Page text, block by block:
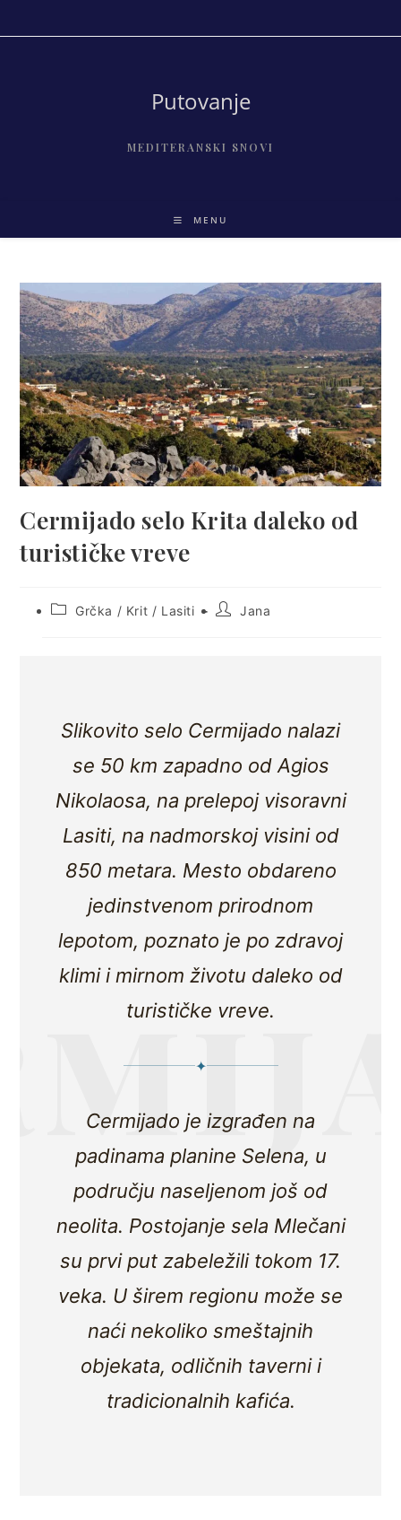
to
Putovanje
MEDITERANSKI SNOVI
MENU
Cermijado selo Krita daleko od
turističke vreve
PostGrčka / Krit / Lasiti
Post Jana
Slikovito selo Cermijado nalazi
se 50 km zapadno od Agios
Nikolaosa, na prelepoj visoravni
Lasiti, na nadmorskoj visini od
850 metara. Mesto obdareno
jedinstvenom prirodnom
lepotom, poznato je po zdravoj
klimi i mirnom životu daleko od
turističke vreve.
✦
Cermijado je izgrađen na
padinama planine Selena, u
području naseljenom još od
neolita. Postojanje sela Mlečani
su prvi put zabeležili tokom 17.
veka. U širem regionu može se
naći nekoliko smeštajnih
objekata, odličnih taverni i
tradicionalnih kafića.